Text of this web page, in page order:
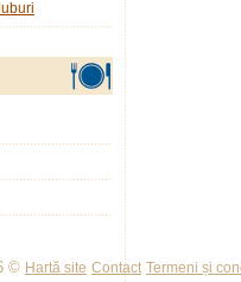
© Hartă site Contact Termeni și